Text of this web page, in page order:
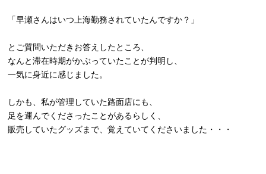
「早瀬さんはいつ上海勤務されていたんですか？」
とご質問いただきお答えしたところ、
なんと滞在時期がかぶっていたことが判明し、
一気に身近に感じました。
しかも、私が管理していた路面店にも、
足を運んでくださったことがあるらしく、
販売していたグッズまで、覚えていてくださいました・・・